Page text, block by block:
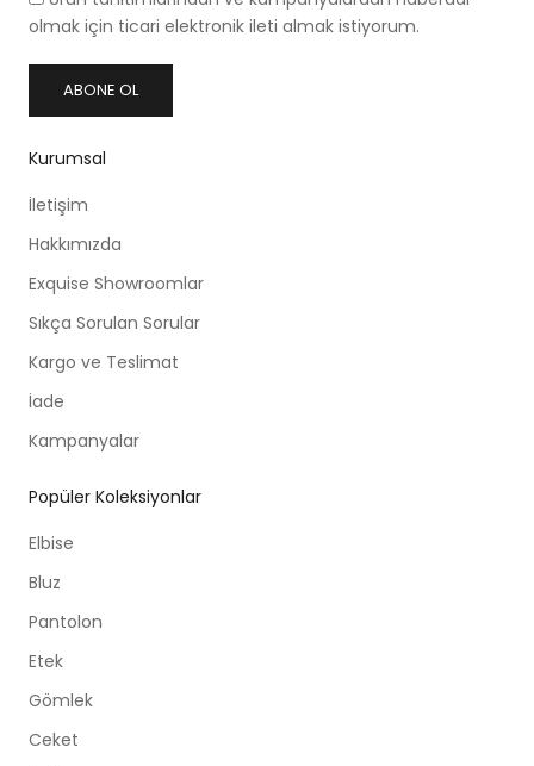
olmak için ticari elektronik ileti almak istiyorum.
ABONE OL
Kurumsal
İletişim
Hakkımızda
Exquise Showroomlar
Sıkça Sorulan Sorular
Kargo ve Teslimat
İade
Kampanyalar
Popüler Koleksiyonlar
Elbise
Bluz
Pantolon
Etek
Gömlek
Ceket